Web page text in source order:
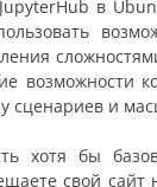
в
возможности
сценариев и
хотя бы
свой сайт